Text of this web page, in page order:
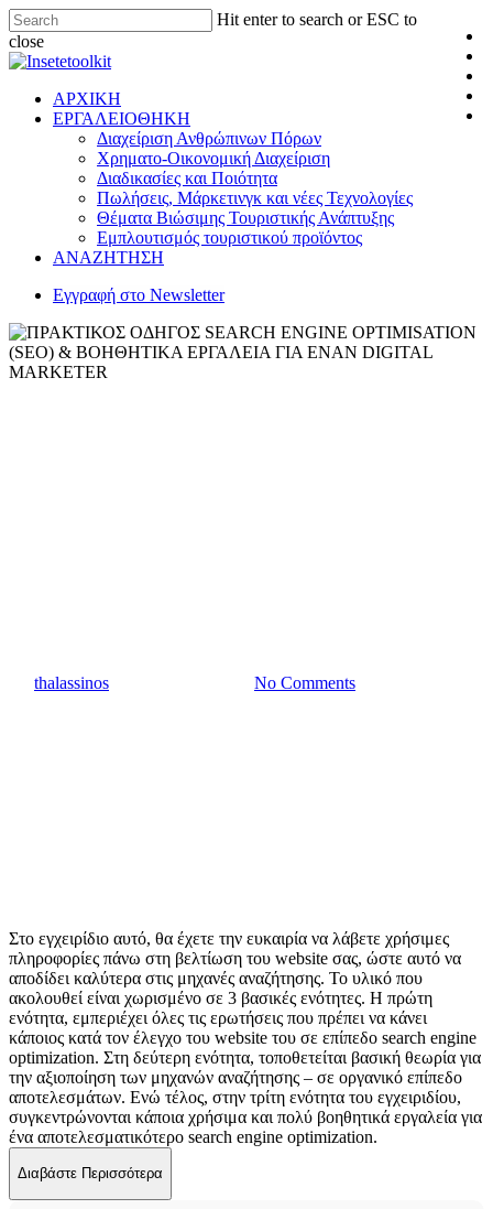
Hit enter to search or ESC to
close
ΑΡΧΙΚΗ
ΕΡΓΑΛΕΙΟΘΗΚΗ
Διαχείριση Ανθρώπινων Πόρων
Χρηματο-Οικονομική Διαχείριση
Διαδικασίες και Ποιότητα
Πωλήσεις, Μάρκετινγκ και νέες Τεχνολογίες
Θέματα Βιώσιμης Τουριστικής Ανάπτυξης
Εμπλουτισμός τουριστικού προϊόντος
ΑΝΑΖΗΤΗΣΗ
Εγγραφή στο Newsletter
thalassinos No Comments
Στο εγχειρίδιο αυτό, θα έχετε την ευκαιρία να λάβετε χρήσιμες
πληροφορίες πάνω στη βελτίωση του website σας, ώστε αυτό να
αποδίδει καλύτερα στις μηχανές αναζήτησης. Το υλικό που
ακολουθεί είναι χωρισμένο σε 3 βασικές ενότητες. Η πρώτη
ενότητα, εμπεριέχει όλες τις ερωτήσεις που πρέπει να κάνει
κάποιος κατά τον έλεγχο του website του σε επίπεδο search engine
optimization. Στη δεύτερη ενότητα, τοποθετείται βασική θεωρία για
την αξιοποίηση των μηχανών αναζήτησης – σε οργανικό επίπεδο
αποτελεσμάτων. Ενώ τέλος, στην τρίτη ενότητα του εγχειριδίου,
συγκεντρώνονται κάποια χρήσιμα και πολύ βοηθητικά εργαλεία για
ένα αποτελεσματικότερο search engine optimization.
Διαβάστε Περισσότερα